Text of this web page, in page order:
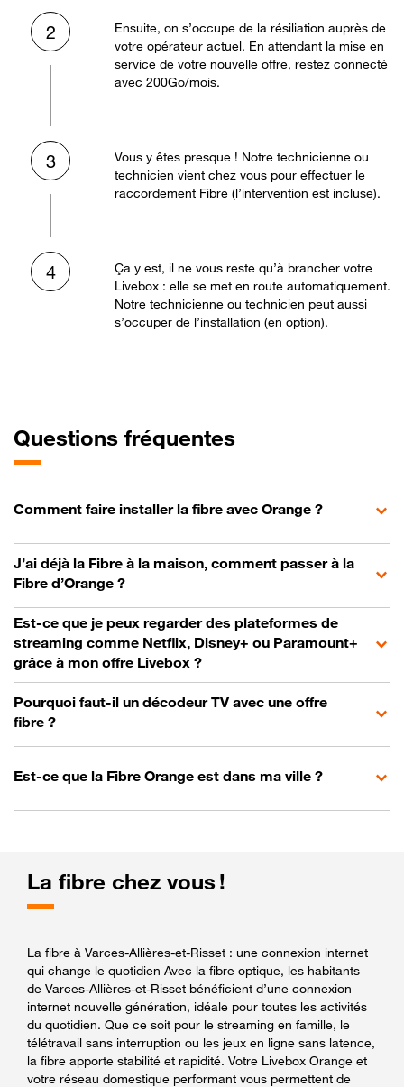
2
Ensuite, on s’occupe de la résiliation auprès de
votre opérateur actuel. En attendant la mise en
service de votre nouvelle offre, restez connecté
avec 200Go/mois.
3
Vous y êtes presque ! Notre technicienne ou
technicien vient chez vous pour effectuer le
raccordement Fibre (l’intervention est incluse).
4
Ça y est, il ne vous reste qu’à brancher votre
Livebox : elle se met en route automatiquement.
Notre technicienne ou technicien peut aussi
s’occuper de l’installation (en option).
Questions fréquentes
Comment faire installer la fibre avec Orange ?
J’ai déjà la Fibre à la maison, comment passer à la
Fibre d’Orange ?
Est-ce que je peux regarder des plateformes de
streaming comme Netflix, Disney+ ou Paramount+
grâce à mon offre Livebox ?
Pourquoi faut-il un décodeur TV avec une offre
fibre ?
Est-ce que la Fibre Orange est dans ma ville ?
La fibre chez vous !
La fibre à Varces-Allières-et-Risset : une connexion internet
qui change le quotidien Avec la fibre optique, les habitants
de Varces-Allières-et-Risset bénéficient d’une connexion
internet nouvelle génération, idéale pour toutes les activités
du quotidien. Que ce soit pour le streaming en famille, le
télétravail sans interruption ou les jeux en ligne sans latence,
la fibre apporte stabilité et rapidité. Votre Livebox Orange et
votre réseau domestique performant vous permettent de